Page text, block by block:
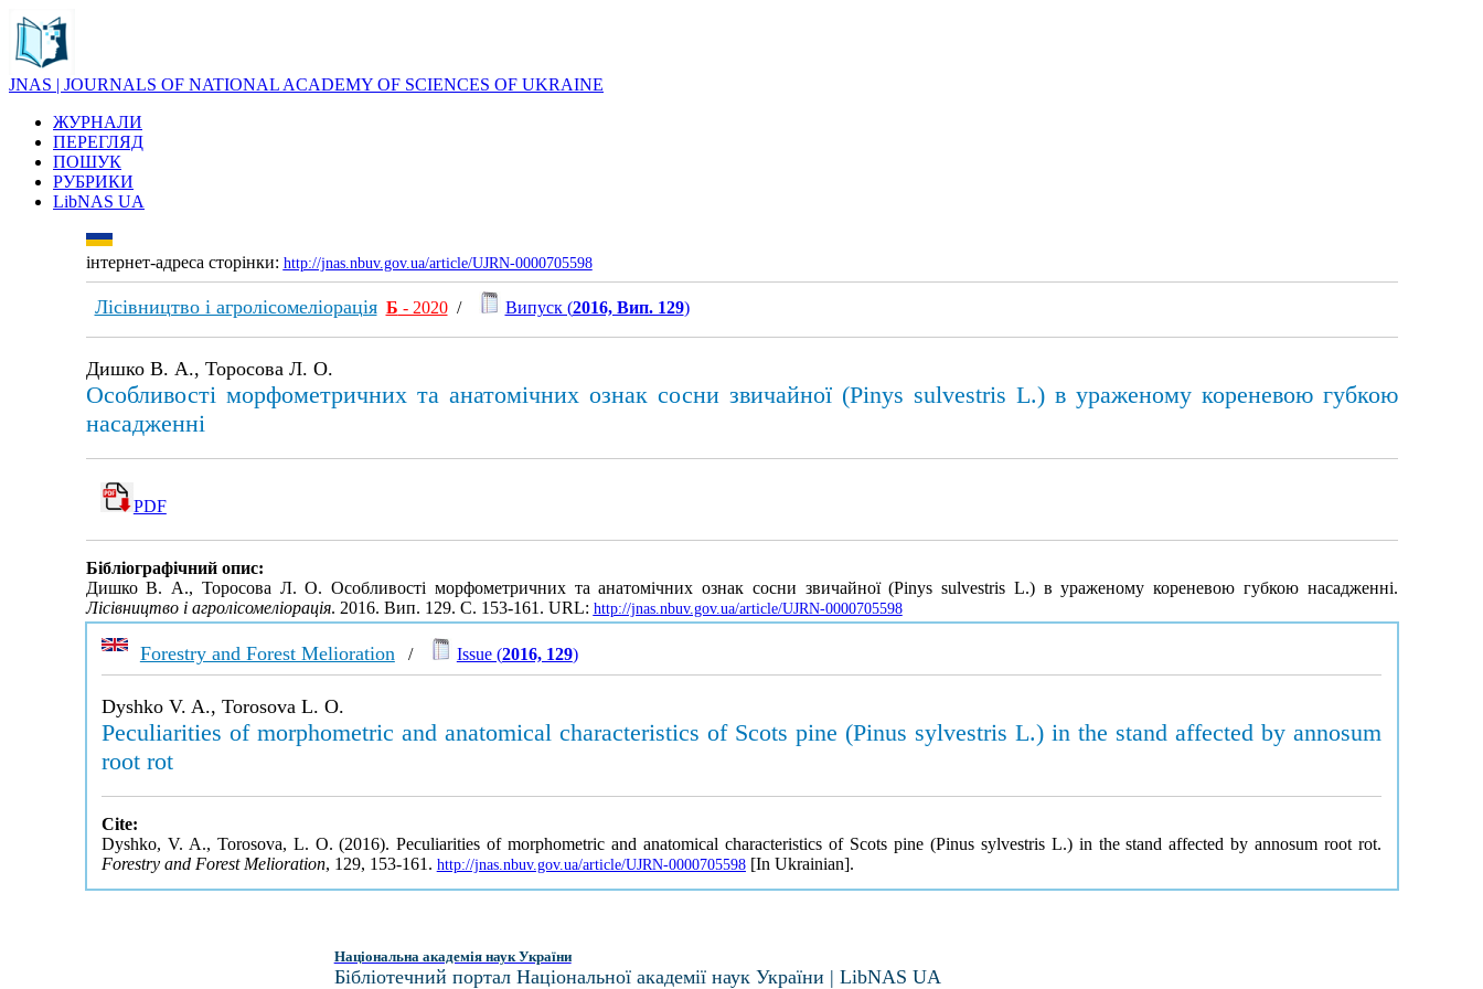
JNAS | JOURNALS OF NATIONAL ACADEMY OF SCIENCES OF UKRAINE
ЖУРНАЛИ
ПЕРЕГЛЯД
ПОШУК
РУБРИКИ
LibNAS UA
інтернет-адреса сторінки: http://jnas.nbuv.gov.ua/article/UJRN-0000705598
Лісівництво і агролісомеліорація Б - 2020/ Випуск (2016, Вип. 129)
Дишко В. А., Торосова Л. О.
Особливості морфометричних та анатомічних ознак сосни звичайної (Pinys sulvestris L.) в ураженому кореневою губкою
насадженні
PDF
Бібліографічний опис:
Дишко В. А., Торосова Л. О. Особливості морфометричних та анатомічних ознак сосни звичайної (Pinys sulvestris L.) в ураженому кореневою губкою насадженні.
Лісівництво і агролісомеліорація. 2016. Вип. 129. С. 153-161. URL: http://jnas.nbuv.gov.ua/article/UJRN-0000705598
Forestry and Forest Melioration / Issue (2016, 129)
Dyshko V. A., Torosova L. O.
Peculiarities of morphometric and anatomical characteristics of Scots pine (Pinus sylvestris L.) in the stand affected by annosum
root rot
Cite:
Dyshko, V. A., Torosova, L. O. (2016). Peculiarities of morphometric and anatomical characteristics of Scots pine (Pinus sylvestris L.) in the stand affected by annosum root rot.
Forestry and Forest Melioration, 129, 153-161. http://jnas.nbuv.gov.ua/article/UJRN-0000705598[In Ukrainian].
Національна академія наук України
Бібліотечний портал Національної академії наук України | LibNAS UA